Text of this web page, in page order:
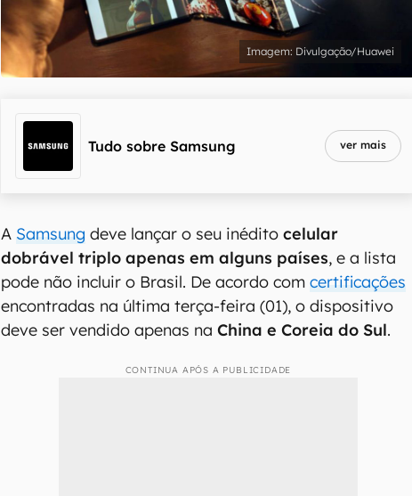
Divulgação/Huawei
Tudo sobre Samsung ver mais
A Samsung deve lançar o seu inédito celular
dobrável triplo apenas em alguns países, e a lista
pode não incluir o Brasil. De acordo comcertificações
encontradas na última terça-feira (01), o dispositivo
deve ser vendido apenas naChina e Coreia do Sul.
CONTINUA APÓS A PUBLICIDADE